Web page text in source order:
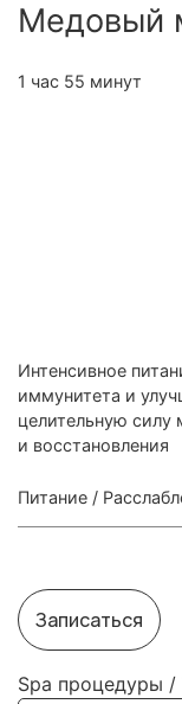
Медовый
1 час 55 минут
Интенсивное
иммунитета и
целительную силу
и восстановления
Питание /
Записаться
Spa процедуры /